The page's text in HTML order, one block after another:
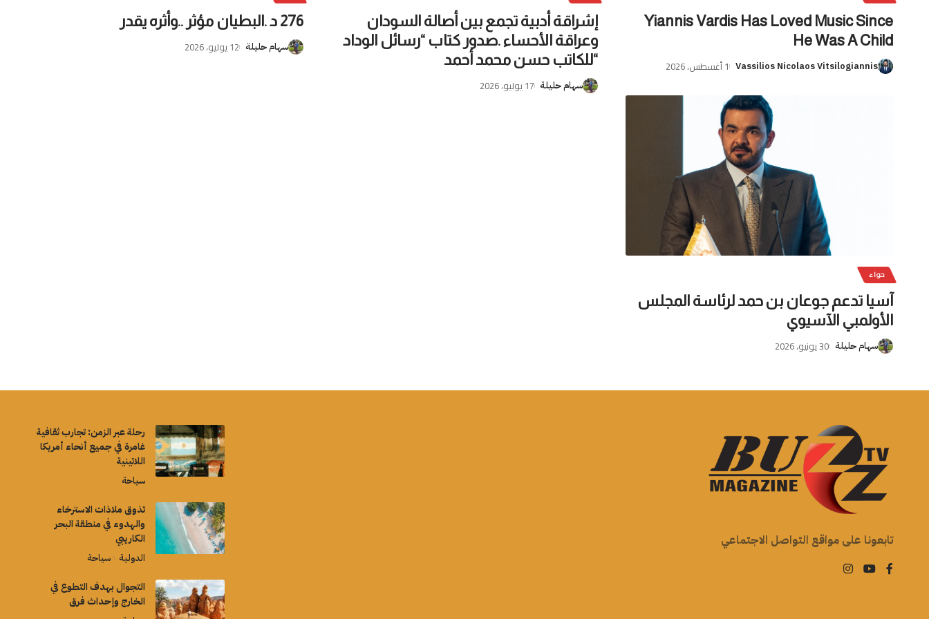
Yiannis Vardis Has Loved Music Since
He Was A Child
Vassilios Nicolaos Vitsilogiannis 1 أغسطس، 2026
إشراقة أدبية تجمع بين أصالة السودان
وعراقة الأحساء .صدور كتاب “رسائل الوداد
“للكاتب حسن محمد أحمد
سهام حليلة 17 يوليو، 2026
276 د .البطيان مؤثر ..وأثره يقدر
سهام حليلة 12 يوليو، 2026
حواء
آسيا تدعم جوعان بن حمد لرئاسة المجلس
الأولمبي الآسيوي
سهام حليلة 30 يونيو، 2026
تابعونا على مواقع التواصل الاجتماعي
رحلة عبر الزمن: تجارب ثقافية
غامرة في جميع أنحاء أمريكا
اللاتينية
سياحة
تذوق ملاذات الاسترخاء
والهدوء في منطقة البحر
الكاريبي
الدولية سياحة
التجوال بهدف التطوع في
الخارج وإحداث فرق